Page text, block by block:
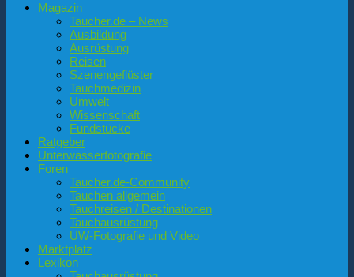
Magazin
Taucher.de – News
Ausbildung
Ausrüstung
Reisen
Szenengeflüster
Tauchmedizin
Umwelt
Wissenschaft
Fundstücke
Ratgeber
Unterwasserfotografie
Foren
Taucher.de-Community
Tauchen allgemein
Tauchreisen / Destinationen
Tauchausrüstung
UW-Fotografie und Video
Marktplatz
Lexikon